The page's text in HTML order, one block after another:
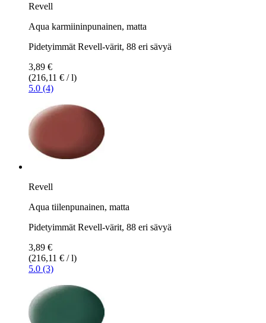
Revell
Aqua karmiininpunainen, matta
Pidetyimmät Revell-värit, 88 eri sävyä
3,89 €
(216,11 € / l)
5.0 (4)
Revell
Aqua tiilenpunainen, matta
Pidetyimmät Revell-värit, 88 eri sävyä
3,89 €
(216,11 € / l)
5.0 (3)